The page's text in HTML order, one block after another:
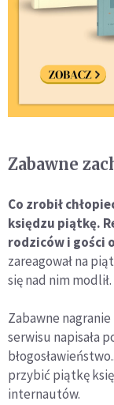
Zabawne
Co zrobił
księdzu piątkę.
rodziców i gości
zareagował na
się nad nim modlił.
Zabawne
serwisu napisała
przybić piątkę
internautów.